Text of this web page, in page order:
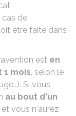
cas de
être faite dans
est en
1 mois, selon le
Si vous
au bout d'un
vous n'aurez